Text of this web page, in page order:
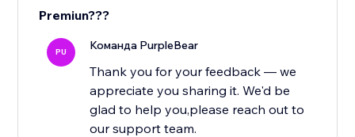
Premiun???
PU Команда PurpleBear
Thank you for your feedback — we
appreciate you sharing it. We'd be
glad to help you,please reach out to
our support team.